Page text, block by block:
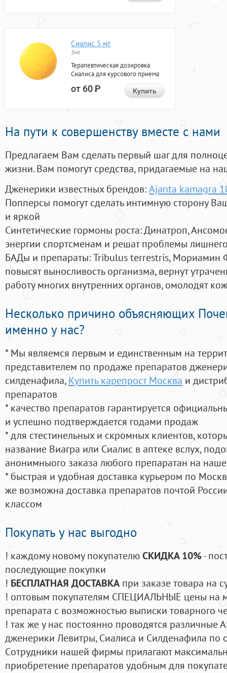
Сиалис 5 мг
5мг
Терапевтическая дозировка
Сиалиса для курсового приема
от 60Р Купить
На пути к совершенству вместе с нами
Предлагаем Вам сделать первый шаг для
жизни. Вам помогут средства, придагаемые на
Дженерики известных брендов:Ajanta kamagra
Попперсы помогут сделать интимную сторону
и яркой
Синтетические гормоны роста: Динатроп,
энергии спортсменам и решат проблемы
БАДы и препараты:Tribulus terrestris, Мориамин
повысят выносливость организма, вернут
работу многих внутренних органов, омолодят
Несколько причино объясняющих
именно у нас?
* Мы являемся первым и единственным на
представителем по продаже препаратов
силденафила, Купить карепрост Москва и
препаратов
* качество препаратов гарантируется
и успешно подтверждается годами продаж
* для стестинельных и скромных клиентов,
название Виагра или Сиалис в аптеке вслух,
анонимныого заказа любого препаратан на
* быстрая и удобная доставка курьером по
же возможна доставка препаратов почтой
классом
Покупать у нас выгодно
! каждому новому покупателюСКИДКА 10%-
последующие покупки
! БЕСПЛАТНАЯ ДОСТАВКА при заказе товара на
! оптовым покупателям СПЕЦИАЛЬНЫЕ цены на
препарата с возможностью выписки товарного
! так же у нас постоянно проводятся
дженерики Левитры, Сиалиса и Силденафила по
Cотрудники нашей фирмы прилагают
приобретение препаратов удобным для